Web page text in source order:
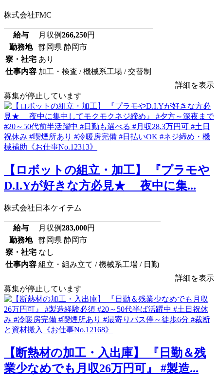
株式会社FMC
給与 月収例266,250円
勤務地
静岡県 静岡市
寮・社宅 あり
仕事内容 加工・検査 / 機械系工場 / 交替制
詳細を表示
募集が停止しています
【ロボットの組立・加工】 『プラモや
D.I.Yが好きな方必見★ 夜中に集...
株式会社日本ケイテム
給与 月収例283,000円
勤務地
静岡県 静岡市
寮・社宅 なし
仕事内容 組立・組み立て / 機械系工場 / 日勤
詳細を表示
募集が停止しています
【断熱材の加工・入出庫】 『日勤＆残
業少なめでも月収26万円可』 #製造...